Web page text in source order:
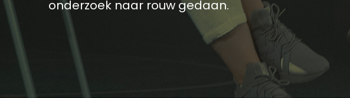
onderzoek naar rouw gedaan.